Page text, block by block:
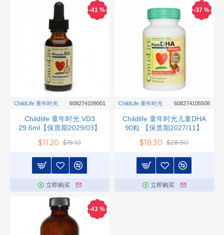
-41 %
ChildLife 童年时光 608274109001
Childlife 童年时光 VD3
29.6ml【保质期2029/03】
$11.20 $19.10
立即购买
-37 %
ChildLife 童年时光 608274105508
Childlife 童年时光儿童DHA
90粒 【保质期2027/11】
$18.30 $28.90
立即购买
-43 %